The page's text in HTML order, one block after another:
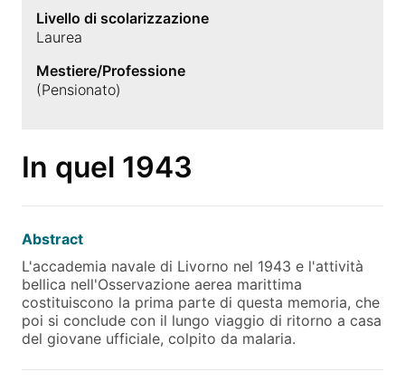
Livello di scolarizzazione
Laurea
Mestiere/Professione
(Pensionato)
In quel 1943
Abstract
L'accademia navale di Livorno nel 1943 e l'attività
bellica nell'Osservazione aerea marittima
costituiscono la prima parte di questa memoria, che
poi si conclude con il lungo viaggio di ritorno a casa
del giovane ufficiale, colpito da malaria.